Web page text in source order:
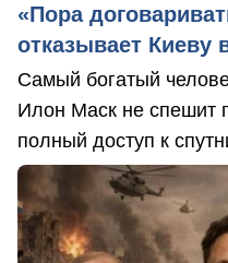
«Пора
отказывает Киеву
Самый богатый
Илон Маск не спешит
полный доступ к